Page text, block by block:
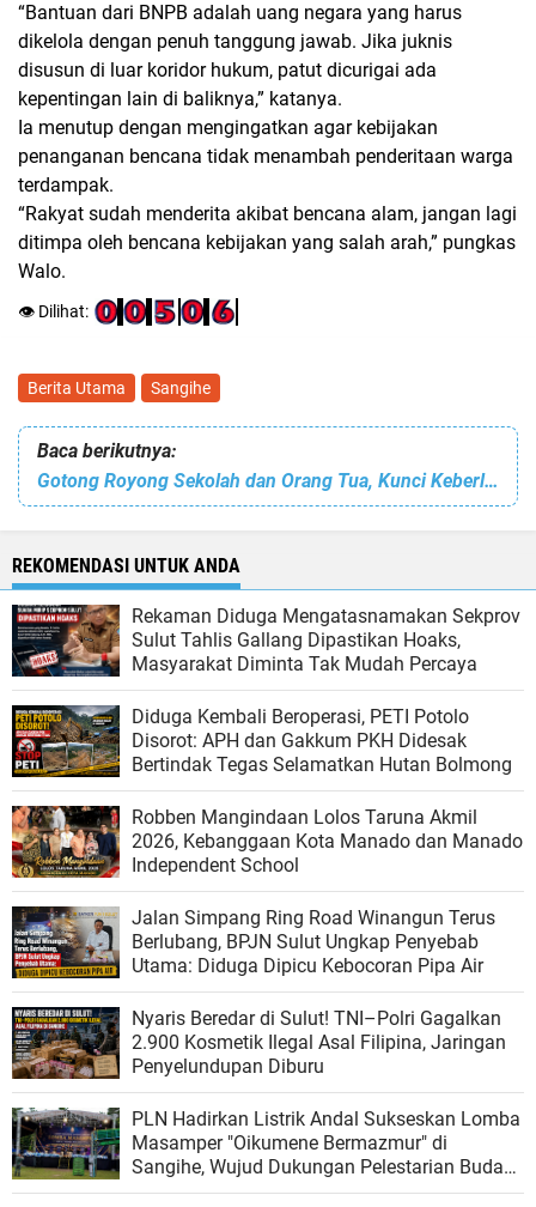
“Bantuan dari BNPB adalah uang negara yang harus
dikelola dengan penuh tanggung jawab. Jika juknis
disusun di luar koridor hukum, patut dicurigai ada
kepentingan lain di baliknya,” katanya.
Ia menutup dengan mengingatkan agar kebijakan
penanganan bencana tidak menambah penderitaan warga
terdampak.
“Rakyat sudah menderita akibat bencana alam, jangan lagi
ditimpa oleh bencana kebijakan yang salah arah,” pungkas
Walo.
👁️ Dilihat:
Berita Utama Sangihe
Baca berikutnya:
Gotong Royong Sekolah dan Orang Tua, Kunci Keberlangsungan Pendidikan di SMAN 3 Manado
REKOMENDASI UNTUK ANDA
Rekaman Diduga Mengatasnamakan Sekprov
Sulut Tahlis Gallang Dipastikan Hoaks,
Masyarakat Diminta Tak Mudah Percaya
Diduga Kembali Beroperasi, PETI Potolo
Disorot: APH dan Gakkum PKH Didesak
Bertindak Tegas Selamatkan Hutan Bolmong
Robben Mangindaan Lolos Taruna Akmil
2026, Kebanggaan Kota Manado dan Manado
Independent School
Jalan Simpang Ring Road Winangun Terus
Berlubang, BPJN Sulut Ungkap Penyebab
Utama: Diduga Dipicu Kebocoran Pipa Air
Nyaris Beredar di Sulut! TNI–Polri Gagalkan
2.900 Kosmetik Ilegal Asal Filipina, Jaringan
Penyelundupan Diburu
PLN Hadirkan Listrik Andal Sukseskan Lomba
Masamper "Oikumene Bermazmur" di
Sangihe, Wujud Dukungan Pelestarian Budaya
dan Kebersamaan